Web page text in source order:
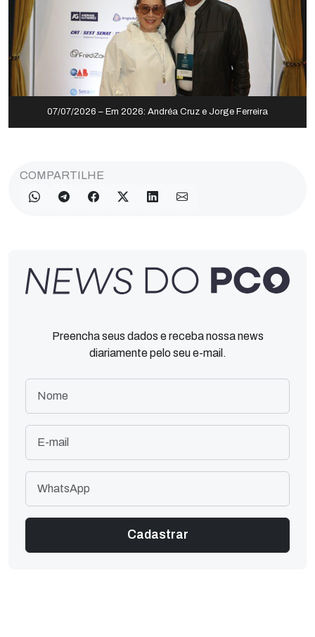
07/07/2026 – Em 2026: Andréa Cruz e Jorge Ferreira
COMPARTILHE
Preencha seus dados e receba nossa news
diariamente pelo seu e-mail.